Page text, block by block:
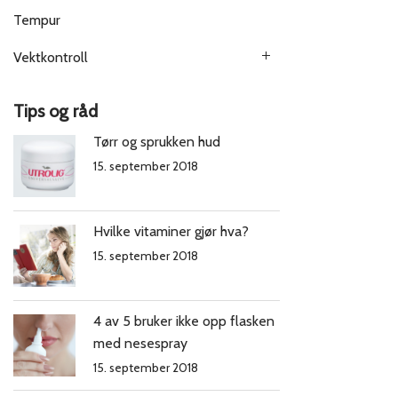
Tempur
Vektkontroll
Tips og råd
Tørr og sprukken hud
15. september 2018
Hvilke vitaminer gjør hva?
15. september 2018
4 av 5 bruker ikke opp flasken
med nesespray
15. september 2018